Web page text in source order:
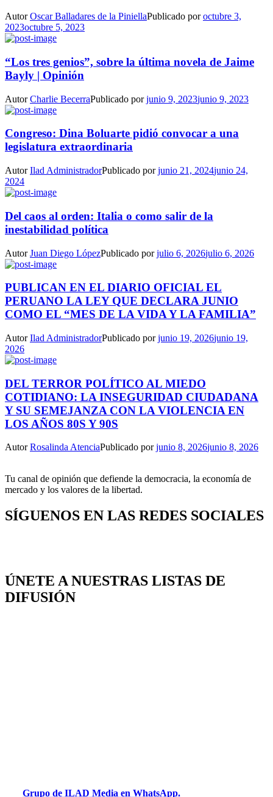
AutorOscar Balladares de la PiniellaPublicado poroctubre 3,
2023octubre 5, 2023
“Los tres genios”, sobre la última novela de Jaime
Bayly | Opinión
AutorCharlie BecerraPublicado porjunio 9, 2023junio 9, 2023
Congreso: Dina Boluarte pidió convocar a una
legislatura extraordinaria
AutorIlad AdministradorPublicado porjunio 21, 2024junio 24,
2024
Del caos al orden: Italia o como salir de la
inestabilidad política
AutorJuan Diego LópezPublicado porjulio 6, 2026julio 6, 2026
PUBLICAN EN EL DIARIO OFICIAL EL
PERUANO LA LEY QUE DECLARA JUNIO
COMO EL “MES DE LA VIDA Y LA FAMILIA”
AutorIlad AdministradorPublicado porjunio 19, 2026junio 19,
2026
DEL TERROR POLÍTICO AL MIEDO
COTIDIANO: LA INSEGURIDAD CIUDADANA
Y SU SEMEJANZA CON LA VIOLENCIA EN
LOS AÑOS 80S Y 90S
AutorRosalinda AtenciaPublicado porjunio 8, 2026junio 8, 2026
Tu canal de opinión que defiende la democracia, la economía de
mercado y los valores de la libertad.
SÍGUENOS EN LAS REDES SOCIALES
ÚNETE A NUESTRAS LISTAS DE
DIFUSIÓN
Grupo de ILAD Media en WhatsApp.